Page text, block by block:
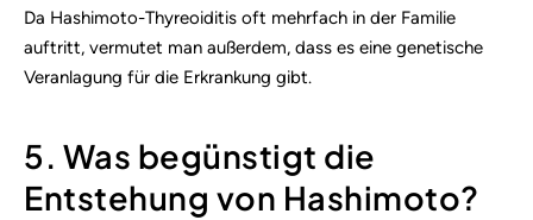
Da Hashimoto-Thyreoiditis oft mehrfach in der Familie
auftritt, vermutet man außerdem, dass es eine genetische
Veranlagung für die Erkrankung gibt.
5. Was begünstigt die
Entstehung von Hashimoto?